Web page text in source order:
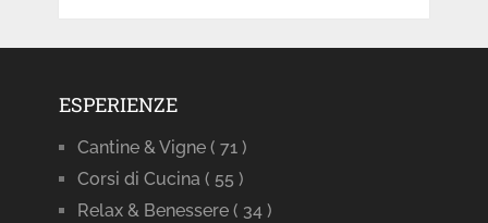
ESPERIENZE
Cantine & Vigne ( 71 )
Corsi di Cucina ( 55 )
Relax & Benessere ( 34 )